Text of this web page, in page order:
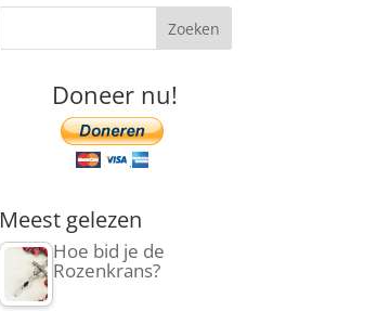
Doneer nu!
Meest gelezen
Hoe bid je de
Rozenkrans?